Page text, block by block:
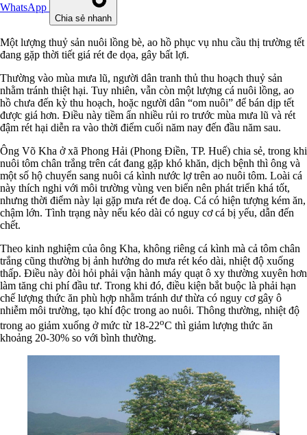
WhatsApp
Chia sẻ nhanh
Một lượng thuỷ sản nuôi lồng bè, ao hồ phục vụ nhu cầu thị trường tết
đang gặp thời tiết giá rét đe dọa, gây bất lợi.
Thường vào mùa mưa lũ, người dân tranh thủ thu hoạch thuỷ sản
nhằm tránh thiệt hại. Tuy nhiên, vẫn còn một lượng cá nuôi lồng, ao
hồ chưa đến kỳ thu hoạch, hoặc người dân “om nuôi” để bán dịp tết
được giá hơn. Điều này tiềm ẩn nhiều rủi ro trước mùa mưa lũ và rét
đậm rét hại diễn ra vào thời điểm cuối năm nay đến đầu năm sau.
Ông Võ Kha ở xã Phong Hải (Phong Điền, TP. Huế) chia sẻ, trong khi
nuôi tôm chân trắng trên cát đang gặp khó khăn, dịch bệnh thì ông và
một số hộ chuyển sang nuôi cá kình nước lợ trên ao nuôi tôm. Loài cá
này thích nghi với môi trường vùng ven biển nên phát triển khá tốt,
nhưng thời điểm này lại gặp mưa rét đe doạ. Cá có hiện tượng kém ăn,
chậm lớn. Tình trạng này nếu kéo dài có nguy cơ cá bị yếu, dẫn đến
chết.
Theo kinh nghiệm của ông Kha, không riêng cá kình mà cả tôm chân
trắng cũng thường bị ảnh hưởng do mưa rét kéo dài, nhiệt độ xuống
thấp. Điều này đòi hỏi phải vận hành máy quạt ô xy thường xuyên hơn
làm tăng chi phí đầu tư. Trong khi đó, điều kiện bắt buộc là phải hạn
chế lượng thức ăn phù hợp nhằm tránh dư thừa có nguy cơ gây ô
nhiễm môi trường, tạo khí độc trong ao nuôi. Thông thường, nhiệt độ
trong ao giảm xuống ở mức từ 18-22oC thì giảm lượng thức ăn
khoảng 20-30% so với bình thường.